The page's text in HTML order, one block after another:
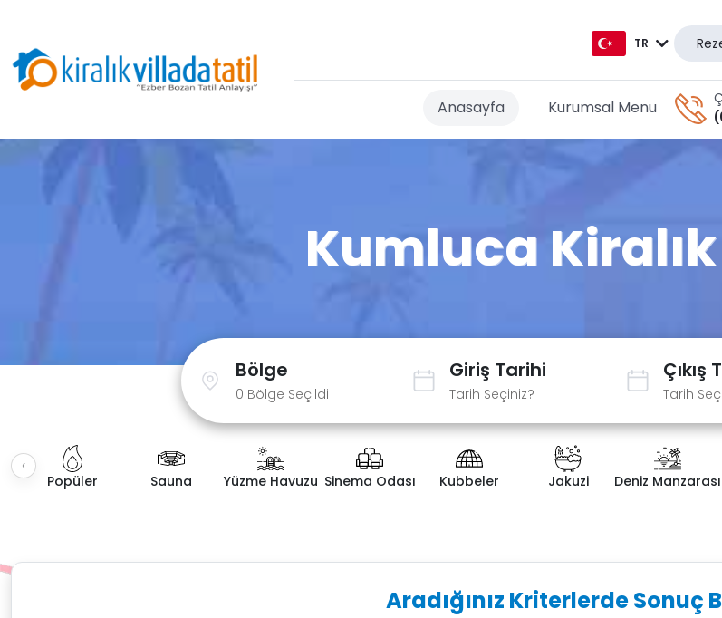
TR
RU
Anasayfa Kurumsal Menu
Kumluca
Bölge
0 Bölge Seçildi
Giriş Tarihi
Tarih Seçiniz?
Çıkış
Tarih
Popüler Sauna Yüzme Havuzu Sinema Odası Kubbeler Jakuzi Deniz Manzarası
‹
Aradığınız Kriterlerde Sonuç